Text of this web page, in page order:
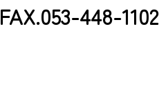
FAX.053-448-1102